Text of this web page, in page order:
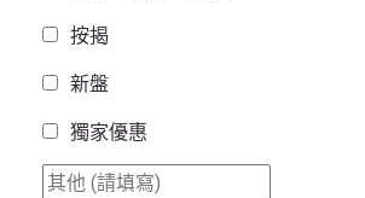
按揭
新盤
獨家優惠